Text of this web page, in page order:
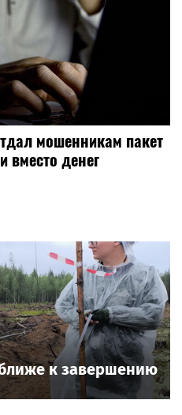
мошенникам пакет
вместо денег
к завершению